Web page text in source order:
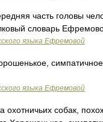
часть головы
словарь
языка Ефремовой
языка Ефремовой
охотничьих собак,